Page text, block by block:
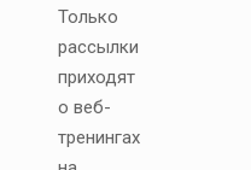
Только
рассылки
приходят
о веб-
тренингах